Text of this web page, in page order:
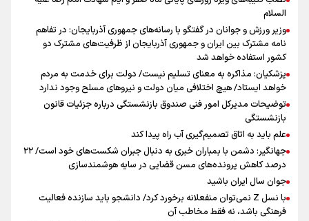
جمله‌ای که بغض چهارماهه را شکست؛ «آهای مردم، آقا از
تهران رفتند»
سه حسرتی که به دلم ماند
اینفو برنا / توصیه‌هایی طلایی برای پیاده روی اربعین
اینفو برنا / جدول کامل فاصله مرز شلمچه تا شهرهای زیارتی
عراق
السلام
وزیر ورزش و جوانان در گفتگو با رسانه‌های جمهوری آذربایجان: در تفاهم
نامه مشترک بین ایران و جمهوری آذربایجان از ظرفیت‌های مشترک دو
کشور استفاده خواهد شد
پزشکیان: مذاکره به معنای تسلیم نیست/ دولت برای خدمت به مردم
خواهد ایستاد/ هیچ اختلافی میان دولت و نیروهای مسلح وجود ندارد
توضیحات مدیرکل امور فنی صندوق بازنشستگی درباره جزئیات قانون
بازنشستگی
علم باید به اتاق تصمیم‌گیری آب راه پیدا کند
جهانگیر: دشمن با بمباران خبری به دنبال جبران شکست‌های خود است/ ۲۲
درصد کاهش پرونده‌های مسن قضایی در سایه هوشمندسازی
جوان سال ایران باشید
با نسل Z نمی‌توان منفعلانه برخورد کرد/ دانشجو باید سازنده فعالیت
فرهنگی باشد، نه فقط مخاطب آن